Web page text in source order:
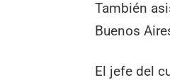
También
Buenos
El jefe del